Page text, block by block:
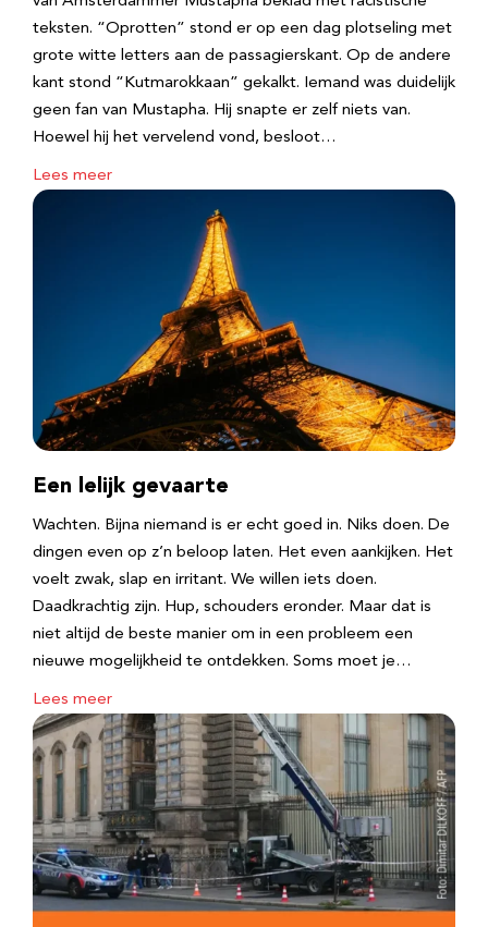
teksten. “Oprotten” stond er op een dag plotseling met
grote witte letters aan de passagierskant. Op de andere
kant stond “Kutmarokkaan” gekalkt. Iemand was duidelijk
geen fan van Mustapha. Hij snapte er zelf niets van.
Hoewel hij het vervelend vond, besloot…
Lees meer
Een lelijk gevaarte
Wachten. Bijna niemand is er echt goed in. Niks doen. De
dingen even op z’n beloop laten. Het even aankijken. Het
voelt zwak, slap en irritant. We willen iets doen.
Daadkrachtig zijn. Hup, schouders eronder. Maar dat is
niet altijd de beste manier om in een probleem een
nieuwe mogelijkheid te ontdekken. Soms moet je…
Lees meer